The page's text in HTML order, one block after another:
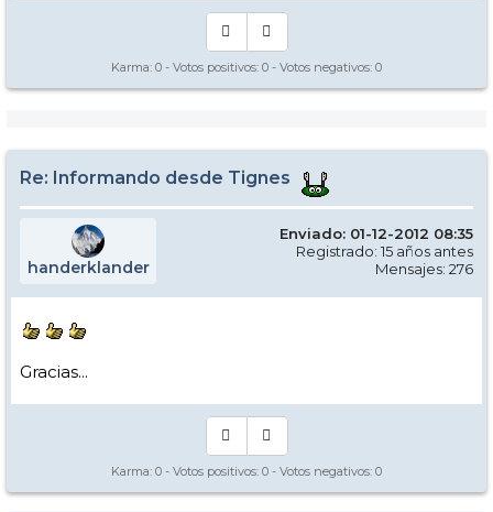
Karma: 0 - Votos positivos: 0 - Votos negativos: 0
Re: Informando desde Tignes
handerklander
Enviado: 01-12-2012 08:35
Registrado: 15 años antes
Mensajes: 276
Gracias...
Karma: 0 - Votos positivos: 0 - Votos negativos: 0